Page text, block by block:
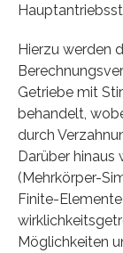
Hierzu werden
Getriebe mit
behandelt,
durch
Darüber hinaus
(Mehrkörper-
Finite-
Möglichkeiten